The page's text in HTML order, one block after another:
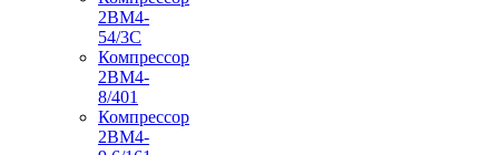
2ВМ4-
54/3С
Компрессор
2ВМ4-
8/401
Компрессор
2ВМ4-